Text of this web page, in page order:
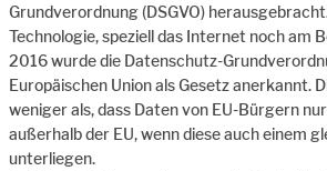
Grundverordnung (DSGVO)
Technologie, speziell das Internet noch am
2016 wurde die Datenschutz-
Europäischen Union als Gesetz anerkannt.
weniger als, dass Daten von EU-Bürgern
außerhalb der EU, wenn diese auch einem
unterliegen.